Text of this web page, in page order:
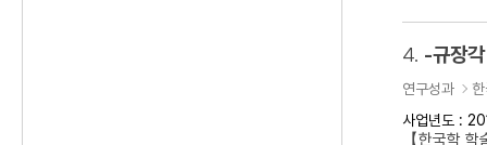
4. -규장
연구성과
사업년도 :
【한국학